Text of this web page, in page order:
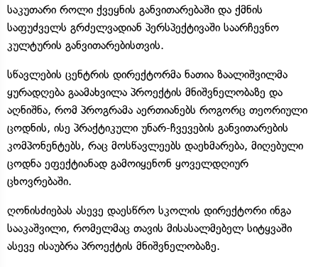
საკუთარი როლი ქვეყნის განვითარებაში და ქმნის
საფუძველს გრძელვადიან პერსპექტივაში საარჩევნო
კულტურის განვითარებისთვის.
სწავლების ცენტრის დირექტორმა ნათია ზაალიშვილმა
ყურადღება გაამახვილა პროექტის მნიშვნელობაზე და
აღნიშნა, რომ პროგრამა აერთიანებს როგორც თეორიული
ცოდნის, ისე პრაქტიკული უნარ-ჩვევების განვითარების
კომპონენტებს, რაც მოსწავლეებს დაეხმარება, მიღებული
ცოდნა ეფექტიანად გამოიყენონ ყოველდღიურ
ცხოვრებაში.
ღონისძიებას ასევე დაესწრო სკოლის დირექტორი ინგა
სააკაშვილი, რომელმაც თავის მისასალმებელ სიტყვაში
ასევე ისაუბრა პროექტის მნიშვნელობაზე.